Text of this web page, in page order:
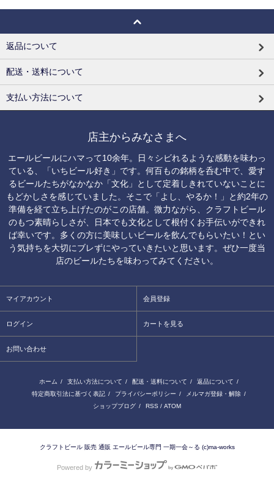
返品について
配送・送料について
支払い方法について
店主からみなさまへ
エールビールにハマって10余年。日々シビれるような感動を味わっ
ている、「いちビール好き」です。何百もの銘柄を呑む中で、愛す
るビールたちがなかなか「文化」として定着しきれていないことに
もどかしさを感じていました。そこで「よし、やるか！」と約2年の
準備を経て立ち上げたのがこの店舗。微力ながら、クラフトビール
のもつ素晴らしさが、日本でも文化として根付くお手伝いができれ
ば幸いです。多くの方に美味しいビールを飲んでもらいたい！とい
う気持ちを大切にブレずにやっていきたいと思います。ぜひ一度当
店のビールたちを味わってみてください。
マイアカウント 会員登録
ログイン カートを見る
お問い合わせ
ホーム / 支払い方法について / 配送・送料について / 返品について /
特定商取引法に基づく表記 / プライバシーポリシー / メルマガ登録・解除 /
ショップブログ / RSS / ATOM
クラフトビール 販売 通販 エールビール専門 一期一会～る (c)ma-works
Powered by